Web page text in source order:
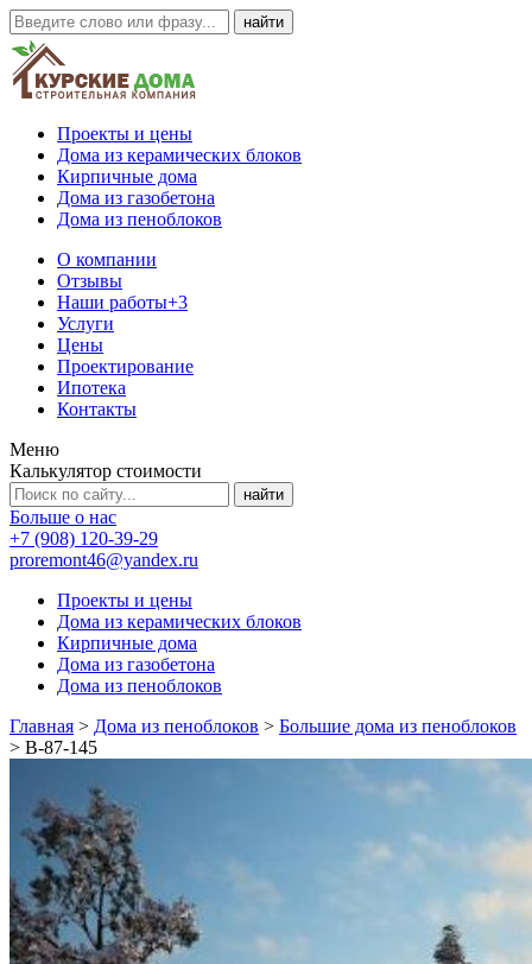
Проекты и цены
Дома из керамических блоков
Кирпичные дома
Дома из газобетона
Дома из пеноблоков
О компании
Отзывы
Наши работы+3
Услуги
Цены
Проектирование
Ипотека
Контакты
Меню
Калькулятор стоимости
Больше о нас
+7 (908) 120-39-29
proremont46@yandex.ru
Проекты и цены
Дома из керамических блоков
Кирпичные дома
Дома из газобетона
Дома из пеноблоков
Главная > Дома из пеноблоков > Большие дома из пеноблоков
> В-87-145